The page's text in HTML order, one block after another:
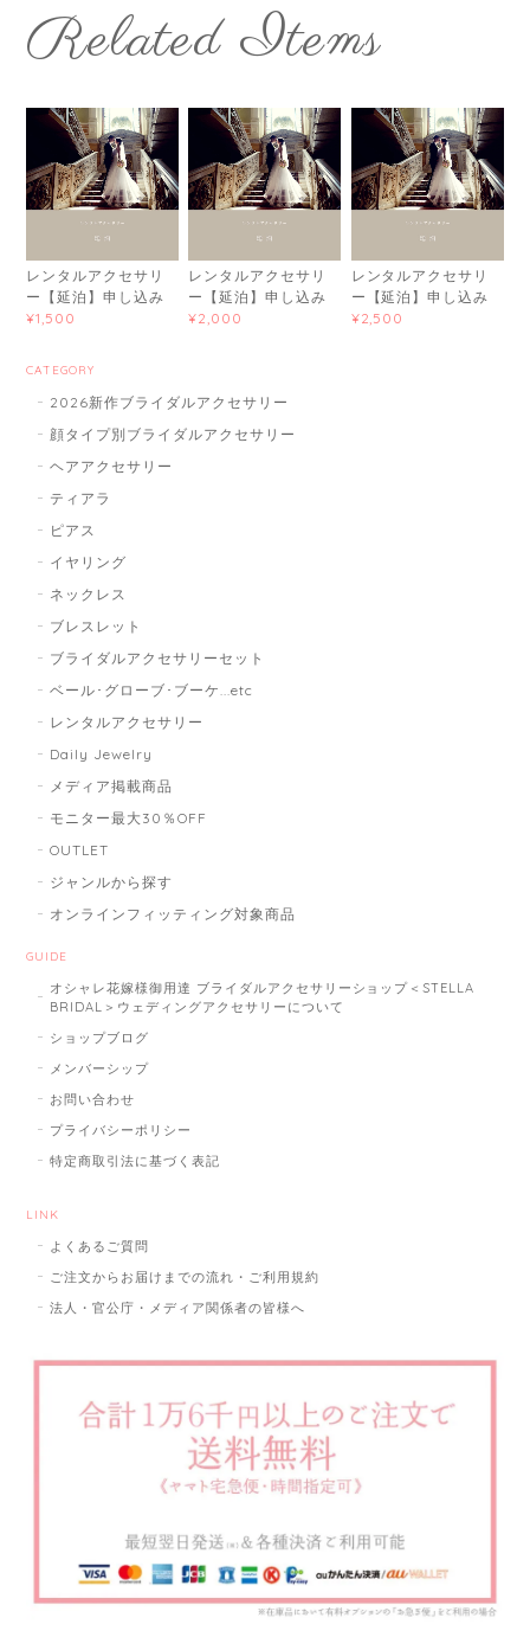
Related Items
レンタルアクセサリ
ー【延泊】申し込み
¥1,500
レンタルアクセサリ
ー【延泊】申し込み
¥2,000
レンタルアクセサリ
ー【延泊】申し込み
¥2,500
CATEGORY
2026新作ブライダルアクセサリー
顔タイプ別ブライダルアクセサリー
ヘアアクセサリー
ティアラ
ピアス
イヤリング
ネックレス
ブレスレット
ブライダルアクセサリーセット
ベール･グローブ･ブーケ...etc
レンタルアクセサリー
Daily Jewelry
メディア掲載商品
モニター最大30％OFF
OUTLET
ジャンルから探す
オンラインフィッティング対象商品
GUIDE
オシャレ花嫁様御用達 ブライダルアクセサリーショップ＜STELLA
BRIDAL＞ウェディングアクセサリーについて
ショップブログ
メンバーシップ
お問い合わせ
プライバシーポリシー
特定商取引法に基づく表記
LINK
よくあるご質問
ご注文からお届けまでの流れ・ご利用規約
法人・官公庁・メディア関係者の皆様へ